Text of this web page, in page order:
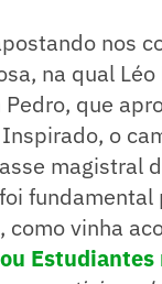
nos
na qual
que
o
magistral
vinha